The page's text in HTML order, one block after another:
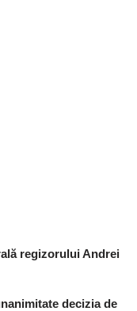
regizorului Andrei
decizia de